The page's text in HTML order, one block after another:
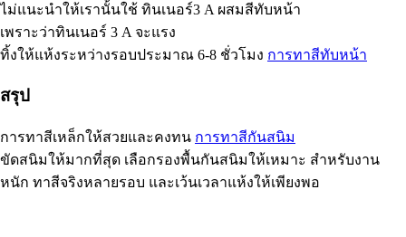
ไม่แนะนำให้เรานั้นใช้ ทินเนอร์3 A ผสมสีทับหน้า
เพราะว่าทินเนอร์ 3 A จะแรง
ทิ้งให้แห้งระหว่างรอบประมาณ 6-8 ชั่วโมง การทาสีทับหน้า
สรุป
การทาสีเหล็กให้สวยและคงทน การทาสีกันสนิม
ขัดสนิมให้มากที่สุด เลือกรองพื้นกันสนิมให้เหมาะ สำหรับงาน
หนัก ทาสีจริงหลายรอบ และเว้นเวลาแห้งให้เพียงพอ